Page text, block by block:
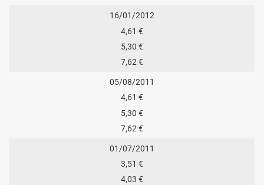
16/01/2012
4,61 €
5,30 €
7,62 €
05/08/2011
4,61 €
5,30 €
7,62 €
01/07/2011
3,51 €
4,03 €